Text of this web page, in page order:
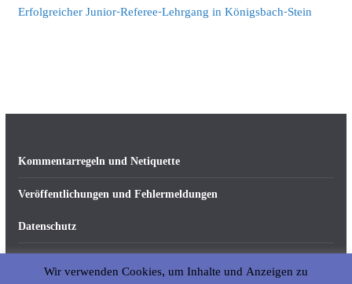
Erfolgreicher Junior-Referee-Lehrgang in Königsbach-Stein
Kommentarregeln und Netiquette
Veröffentlichungen und Fehlermeldungen
Datenschutz
Impressum
Wir verwenden Cookies, um Inhalte und Anzeigen zu